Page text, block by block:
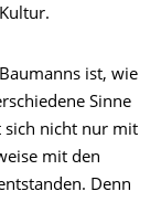
ist, wie
Sinne
sich nicht nur mit
mit den
Denn